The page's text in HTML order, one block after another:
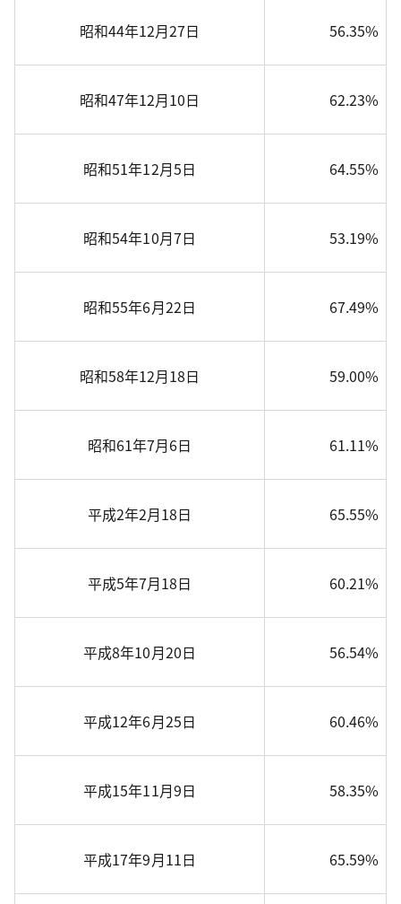
昭和44年12月27日 56.35%
昭和47年12月10日 62.23%
昭和51年12月5日 64.55%
昭和54年10月7日 53.19%
昭和55年6月22日 67.49%
昭和58年12月18日 59.00%
昭和61年7月6日 61.11%
平成2年2月18日 65.55%
平成5年7月18日 60.21%
平成8年10月20日 56.54%
平成12年6月25日 60.46%
平成15年11月9日 58.35%
平成17年9月11日 65.59%